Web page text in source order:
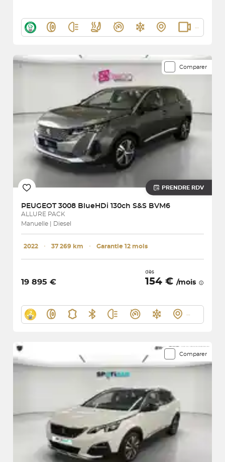
Comparer
PRENDRE RDV
PEUGEOT 3008 BlueHDi 130ch S&S BVM6
ALLURE PACK
Manuelle | Diesel
2022 ･ 37 269 km ･ Garantie 12 mois
19 895 €
dès
154 € /mois
Comparer